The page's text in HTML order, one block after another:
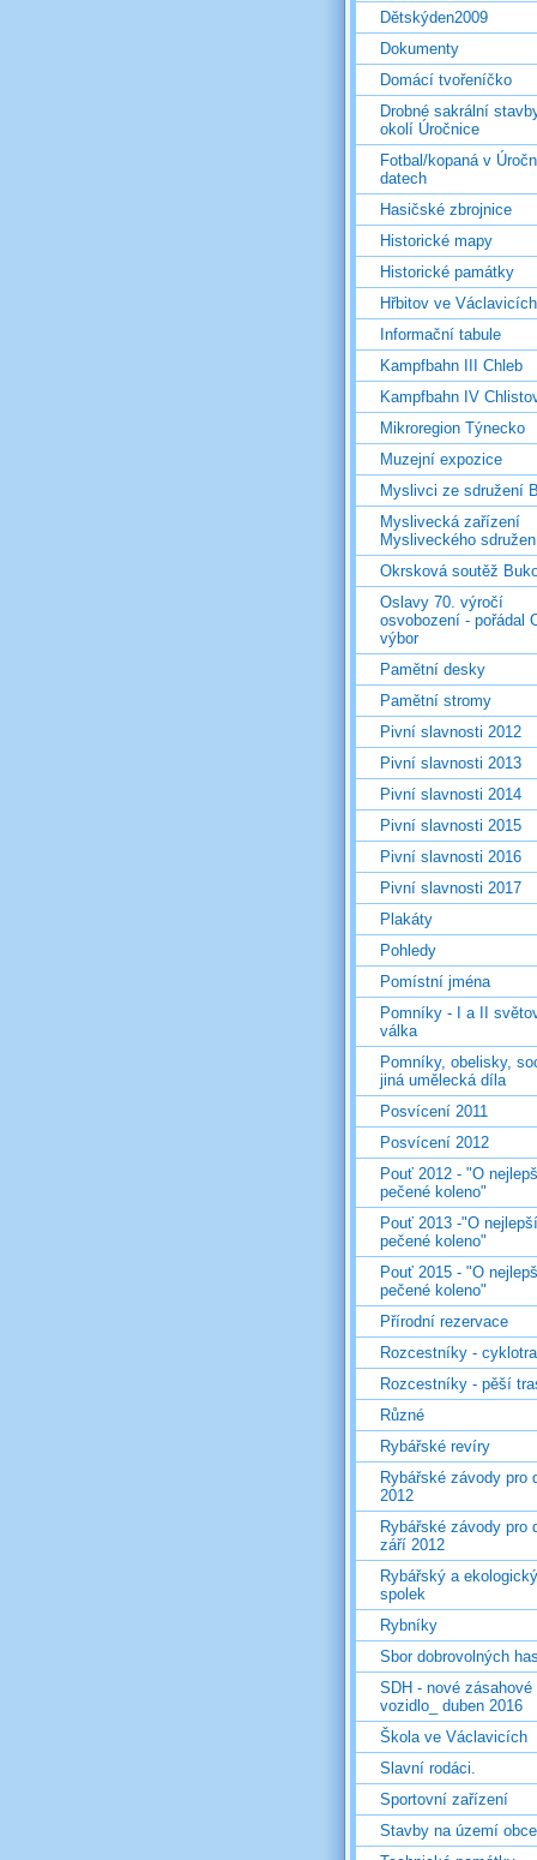
Dětskýden2009
Dokumenty
Domácí tvořeníčko
Drobné sakrální
okolí Úročnice
Fotbal/kopaná v
datech
Hasičské zbrojnice
Historické mapy
Historické památky
Hřbitov ve Václavicích
Informační tabule
Kampfbahn III Chleb
Kampfbahn IV
Mikroregion Týnecko
Muzejní expozice
Myslivci ze sdružení
Myslivecká zařízení
Mysliveckého
Okrsková soutěž
Oslavy 70. výročí
osvobození - pořádal
výbor
Pamětní desky
Pamětní stromy
Pivní slavnosti 2012
Pivní slavnosti 2013
Pivní slavnosti 2014
Pivní slavnosti 2015
Pivní slavnosti 2016
Pivní slavnosti 2017
Plakáty
Pohledy
Pomístní jména
Pomníky - I a II
válka
Pomníky, obelisky,
jiná umělecká díla
Posvícení 2011
Posvícení 2012
Pouť 2012 - "O
pečené koleno"
Pouť 2013 -"O nejlepší
pečené koleno"
Pouť 2015 - "O
pečené koleno"
Přírodní rezervace
Rozcestníky -
Rozcestníky - pěší
Různé
Rybářské revíry
Rybářské závody pro
2012
Rybářské závody pro
září 2012
Rybářský a ekologický
spolek
Rybníky
Sbor dobrovolných
SDH - nové zásahové
vozidlo_ duben 2016
Škola ve Václavicích
Slavní rodáci.
Sportovní zařízení
Stavby na území obce